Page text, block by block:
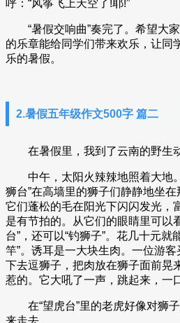
呼：“风筝飞上天空了!耶!”
“暑假交响曲”奏完了。希望大
的乐章能给同学们带来欢乐，让同
乐的暑假。
2.暑假五年级作文500字 篇二
在暑假里，我到了云南的野生动
中午，太阳火辣辣地照着大地。
狮台”在高墙里的狮子们静静地坐在
它们蓬松的毛在阳光下闪闪发光，
是有节拍的。从它们的眼睛里可以
台”，还可以“钓狮子”。花几十元就
竿”。诱耳是一大块生肉。一位游客
下去逗狮子，把肉放在狮子面前晃
惹的。它大吼了一声，跳起来，一
在“望虎台”里的老虎好像对狮子
来走去。